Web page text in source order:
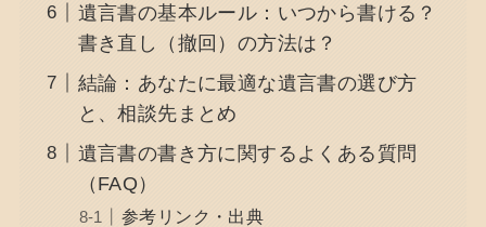
遺言書の基本ルール：いつから書ける？
書き直し（撤回）の方法は？
結論：あなたに最適な遺言書の選び方
と、相談先まとめ
遺言書の書き方に関するよくある質問
（FAQ）
参考リンク・出典